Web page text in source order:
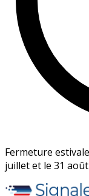
Fermeture
juillet et le 31